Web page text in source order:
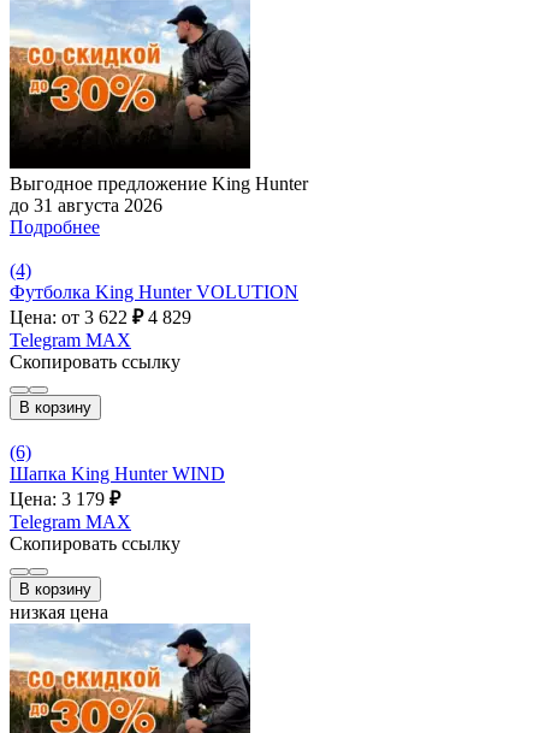
Выгодное предложение King Hunter
до 31 августа 2026
Подробнее
(4)
Футболка King Hunter VOLUTION
Цена: от 3 622 ₽ 4 829
Telegram MAX
Скопировать ссылку
В корзину
(6)
Шапка King Hunter WIND
Цена: 3 179 ₽
Telegram MAX
Скопировать ссылку
В корзину
низкая цена